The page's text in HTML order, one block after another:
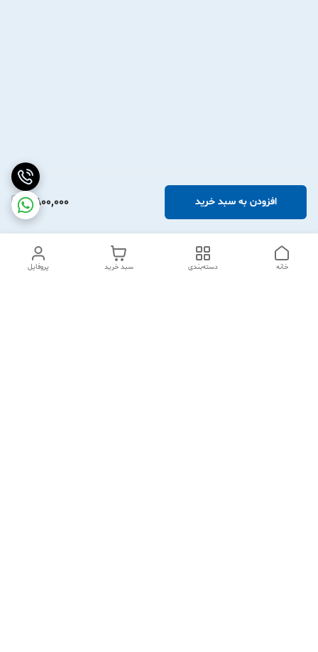
2,800,000 افزودن به سبد خرید
پروفایل سبد خرید دسته‌بندی خانه